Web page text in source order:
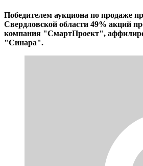
Победителем аукциона по продаже
Свердловской области 49% акций
компания "СмартПроект",
"Синара".